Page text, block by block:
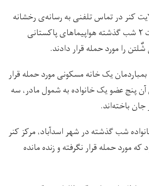
کنر در تماس تلفنی به رسانه‌ی رخشانه
گفت که حوالی ساعت ۲ شب گذشته هواپیماهای پاکستانی
را مورد حمله قرار دادند.
بمباردمان یک خانه مسکونی مورد حمله قرار
پنج عضو یک خانواده به شمول مادر، سه
باخته‌اند.
شب گذشته در شهر اسدآباد،‌ مرکز کنر
که مورد حمله قرار نگرفته و زنده مانده